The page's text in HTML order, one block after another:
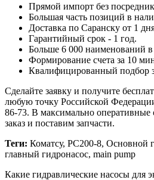
Прямой импорт без
Большая часть позиций в
Доставка по Саранску от 1
Гарантийный срок - 1 год.
Больше 6 000 наименований в
Формирование счета за 10
Квалифицированный подбор
Сделайте заявку и получите
любую точку Российской
86-73. В максимально
заказ и поставим запчасти.
Теги: Коматсу, PC200-8, Основной
главный гидронасос, main pump
Какие гидравлические насосы для